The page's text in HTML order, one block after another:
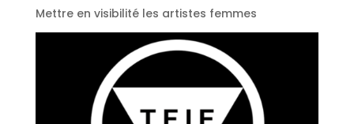
Mettre en visibilité les artistes femmes